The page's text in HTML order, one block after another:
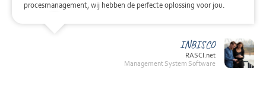
procesmanagement, wij hebben de perfecte oplossing voor jou.
INBISCO
RASCI.net
Management System Software